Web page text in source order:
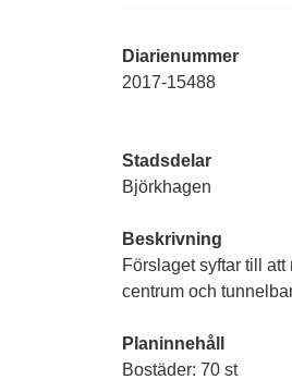
Diarienummer
2017-15488
Stadsdelar
Björkhagen
Beskrivning
Förslaget syftar till
centrum och
Planinnehåll
Bostäder: 70 st